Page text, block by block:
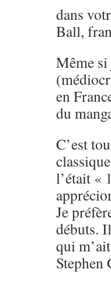
dans
Ball,
Même si
en
du
C’est
l’était «
Je
débuts.
qui
Stephen